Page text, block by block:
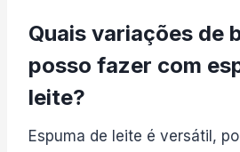
Quais variações de
posso fazer com
leite?
Espuma de leite é versátil,